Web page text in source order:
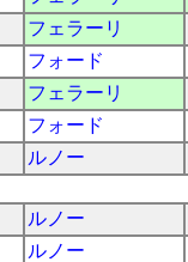
フェラーリ
フォード
フェラーリ
フォード
ルノー
ルノー
ルノー